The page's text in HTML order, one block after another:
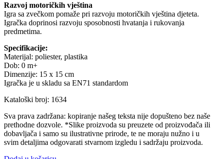
Razvoj motoričkih vještina
Igra sa zvečkom pomaže pri razvoju motoričkih vještina djeteta.
Igračka doprinosi razvoju sposobnosti hvatanja i rukovanja
predmetima.
Specifikacije:
Materijal: poliester, plastika
Dob: 0 m+
Dimenzije: 15 x 15 cm
Igračka je u skladu sa EN71 standardom
Kataloški broj: 1634
Sva prava zadržana: kopiranje našeg teksta nije dopušteno bez naše
prethodne dozvole. *Slike proizvoda su preuzete od proizvođača ili
dobavljača i samo su ilustrativne prirode, te ne moraju nužno i u
svim detaljima odgovarati stvarnom izgledu i sadržaju proizvoda.